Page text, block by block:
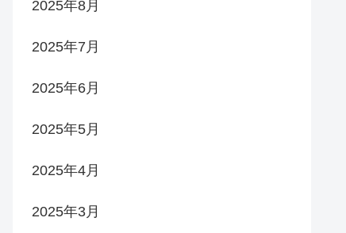
2025年8月
2025年7月
2025年6月
2025年5月
2025年4月
2025年3月